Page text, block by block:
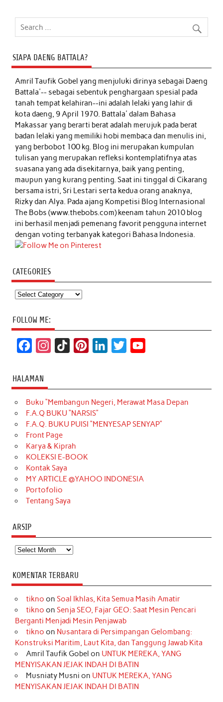
SIAPA DAENG BATTALA?
Amril Taufik Gobelyang menjuluki dirinya sebagai Daeng
Battala'-- sebagai sebentuk penghargaan spesial pada
tanah tempat kelahiran--ini adalah lelaki yang lahir di
kota daeng, 9 April 1970. Battala' dalam Bahasa
Makassar yang berarti berat adalah merujuk pada berat
badan lelaki yang memiliki hobi membaca dan menulis ini,
yang berbobot 100 kg. Blog ini merupakan kumpulan
tulisan yang merupakan refleksi kontemplatifnya atas
suasana yang ada disekitarnya, baik yang penting,
maupun yang kurang penting. Saat ini tinggal di Cikarang
bersama istri, Sri Lestari serta kedua orang anaknya,
Rizky dan Alya. Pada ajang Kompetisi Blog Internasional
The Bobs (www.thebobs.com) keenam tahun 2010 blog
ini berhasil menjadi pemenang favorit pengguna internet
dengan voting terbanyak kategori Bahasa Indonesia.
CATEGORIES
Categories
FOLLOW ME:
c
e
b
o
o
k
t
a
g
r
a
m
T
o
k
t
e
r
k
e
d
t
t
e
T
u
b
HALAMAN
Buku “Membangun Negeri, Merawat Masa Depan
F.A.Q BUKU “NARSIS”
F.A.Q. BUKU PUISI “MENYESAP SENYAP”
Front Page
Karya & Kiprah
KOLEKSI E-BOOK
Kontak Saya
MY ARTICLE @YAHOO INDONESIA
Portofolio
Tentang Saya
ARSIP
Arsip
KOMENTAR TERBARU
tikno on Soal Ikhlas, Kita Semua Masih Amatir
tikno on Senja SEO, Fajar GEO: Saat Mesin Pencari
Berganti Menjadi Mesin Penjawab
tikno on Nusantara di Persimpangan Gelombang:
Konstruksi Maritim, Laut Kita, dan Tanggung Jawab Kita
Amril Taufik Gobel on UNTUK MEREKA, YANG
MENYISAKAN JEJAK INDAH DI BATIN
Musniaty Musni on UNTUK MEREKA, YANG
MENYISAKAN JEJAK INDAH DI BATIN